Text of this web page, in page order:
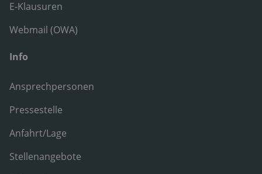
E-Klausuren
Webmail (OWA)
Info
Ansprechpersonen
Pressestelle
Anfahrt/Lage
Stellenangebote